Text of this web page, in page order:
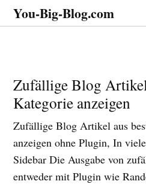
Zum
Inhalt
You-Big-Blog.com
Zufällige Blog
Kategorie anzeigen
Zufällige Blog Artikel aus
anzeigen ohne Plugin, In
Sidebar Die Ausgabe von
entweder mit Plugin wie